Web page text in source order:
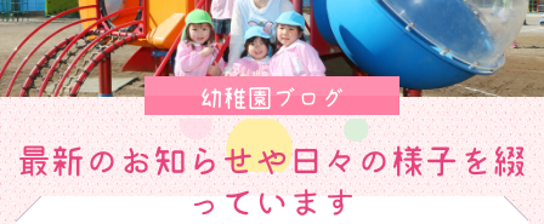
幼稚園ブログ
最新のお知らせや日々の様子を綴
っています